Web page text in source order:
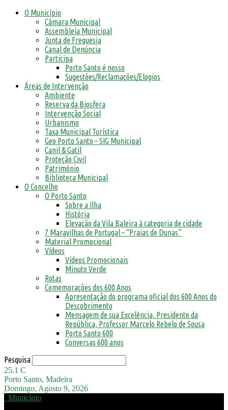
O Município
Câmara Municipal
Assembleia Municipal
Junta de Freguesia
Canal de Denúncia
Participa
Porto Santo é nosso
Sugestões/Reclamações/Elogios
Áreas de Intervenção
Ambiente
Reserva da Biosfera
Intervenção Social
Urbanismo
Taxa Municipal Turística
Geo Porto Santo – SIG Municipal
Canil & Gatil
Proteção Civil
Património
Biblioteca Municipal
O Concelho
O Porto Santo
Sobre a Ilha
História
Elevação da Vila Baleira à categoria de cidade
7 Maravilhas de Portugal – “Praias de Dunas”
Material Promocional
Vídeos
Vídeos Promocionais
Minuto Verde
Rotas
Comemorações dos 600 Anos
Apresentação do programa oficial dos 600 Anos do
Descobrimento
Mensagem de sua Excelência, Presidente da
República, Professor Marcelo Rebelo de Sousa
Porto Santo 600
Conversas 600 anos
Pesquisa
25.1 C
Porto Santo, Madeira
Domingo, Agosto 9, 2026
Município